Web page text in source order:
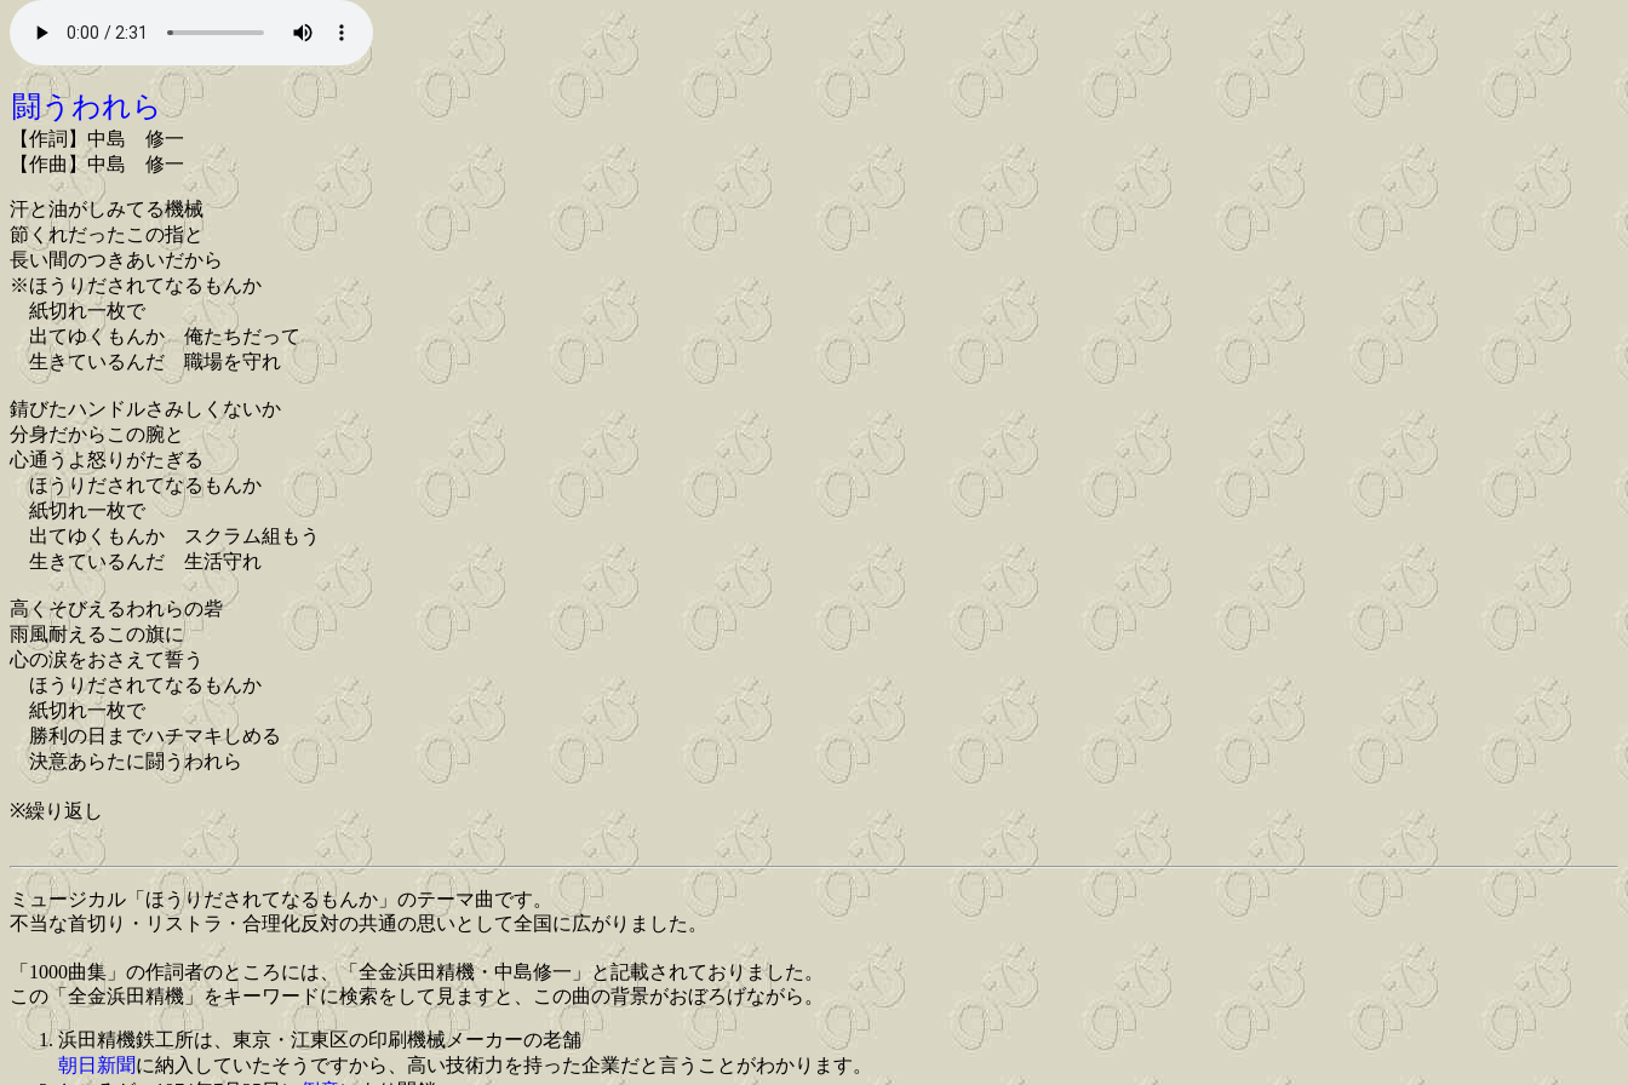
闘うわれら
【作詞】中島 修一
【作曲】中島 修一
汗と油がしみてる機械
節くれだったこの指と
長い間のつきあいだから
※ほうりだされてなるもんか
紙切れ一枚で
出てゆくもんか 俺たちだって
生きているんだ 職場を守れ
錆びたハンドルさみしくないか
分身だからこの腕と
心通うよ怒りがたぎる
ほうりだされてなるもんか
紙切れ一枚で
出てゆくもんか スクラム組もう
生きているんだ 生活守れ
高くそびえるわれらの砦
雨風耐えるこの旗に
心の涙をおさえて誓う
ほうりだされてなるもんか
紙切れ一枚で
勝利の日までハチマキしめる
決意あらたに闘うわれら
※繰り返し
ミュージカル「ほうりだされてなるもんか」のテーマ曲です。
不当な首切り・リストラ・合理化反対の共通の思いとして全国に広がりました。
「1000曲集」の作詞者のところには、「全金浜田精機・中島修一」と記載されておりました。
この「全金浜田精機」をキーワードに検索をして見ますと、この曲の背景がおぼろげながら。
浜田精機鉄工所は、東京・江東区の印刷機械メーカーの老舗
朝日新聞に納入していたそうですから、高い技術力を持った企業だと言うことがわかります。